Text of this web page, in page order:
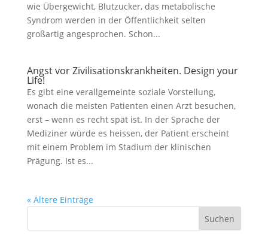
wie Übergewicht, Blutzucker, das metabolische
Syndrom werden in der Öffentlichkeit selten
großartig angesprochen. Schon...
Angst vor Zivilisationskrankheiten. Design your
Life!
Es gibt eine verallgemeinte soziale Vorstellung,
wonach die meisten Patienten einen Arzt besuchen,
erst – wenn es recht spät ist. In der Sprache der
Mediziner würde es heissen, der Patient erscheint
mit einem Problem im Stadium der klinischen
Prägung. Ist es...
« Ältere Einträge